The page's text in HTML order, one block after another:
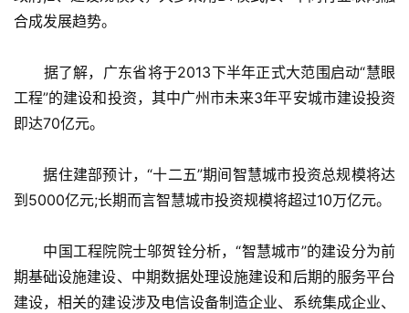
合成发展趋势。
据了解，广东省将于2013下半年正式大范围启动“慧眼
工程”的建设和投资，其中广州市未来3年平安城市建设投资
即达70亿元。
据住建部预计，“十二五”期间智慧城市投资总规模将达
到5000亿元;长期而言智慧城市投资规模将超过10万亿元。
中国工程院院士邬贺铨分析，“智慧城市”的建设分为前
期基础设施建设、中期数据处理设施建设和后期的服务平台
建设，相关的建设涉及电信设备制造企业、系统集成企业、